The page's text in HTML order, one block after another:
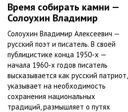
Время собирать камни —
Солоухин Владимир
Солоухин Владимир Алексеевич —
русский поэт и писатель. В своей
публицистике конца 1950-х —
начала 1960-х годов писатель
высказывается как русский патриот,
указывает на необходимость
сохранения национальных
традиций, размышляет о путях